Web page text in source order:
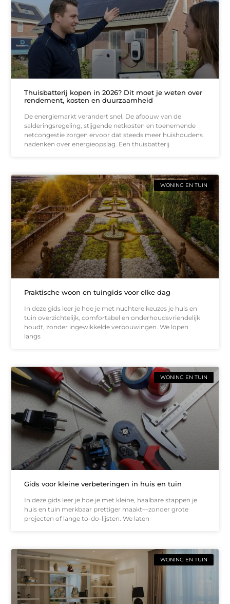
Thuisbatterij kopen in 2026? Dit moet je weten over
rendement, kosten en duurzaamheid
De energiemarkt verandert snel. De afbouw van de
salderingsregeling, stijgende netkosten en toenemende
netcongestie zorgen ervoor dat steeds meer huishoudens
nadenken over energieopslag. Een thuisbatterij
WONING EN TUIN
Praktische woon en tuingids voor elke dag
In deze gids leer je hoe je met nuchtere keuzes je huis en
tuin overzichtelijk, comfortabel en onderhoudsvriendelijk
houdt, zonder ingewikkelde verbouwingen. We lopen
langs
WONING EN TUIN
Gids voor kleine verbeteringen in huis en tuin
In deze gids leer je hoe je met kleine, haalbare stappen je
huis en tuin merkbaar prettiger maakt—zonder grote
projecten of lange to-do-lijsten. We laten
WONING EN TUIN